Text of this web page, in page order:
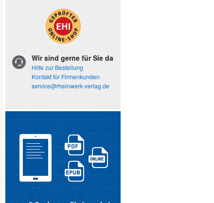
Wir sind gerne für Sie da
Hilfe zur Bestellung
Kontakt für Firmenkunden
service@rheinwerk-verlag.de